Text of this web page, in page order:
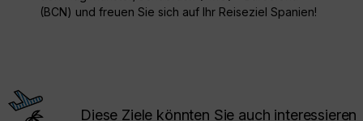
(BCN) und freuen Sie sich auf Ihr Reiseziel Spanien!
Diese Ziele könnten Sie auch interessieren